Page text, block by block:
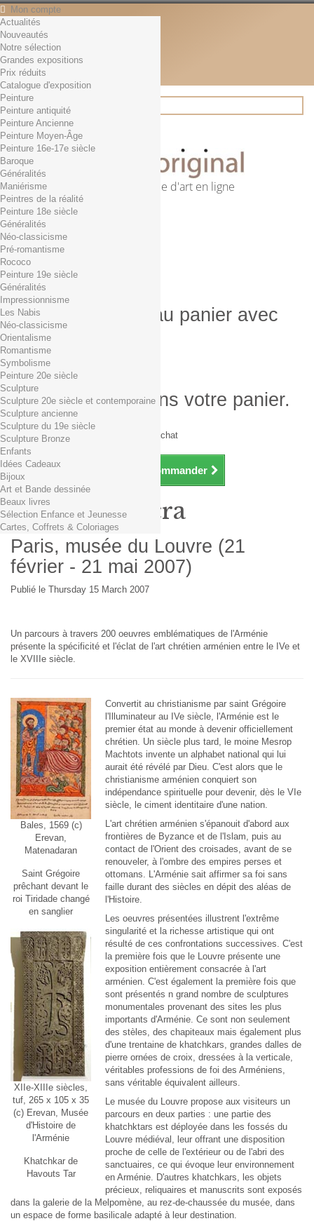
Mon compte
Contact
Français
English
Français
Actualités
Rechercher
Première librairie d'art en ligne
Panier (vide)
Aucun produit
0,01€ dès 29€ d'achat
0,00 € Total
Commander
Produit ajouté au panier avec
succès
Quantité
Total
Il y a 1 produit dans votre panier.
Total produits TTC
Frais de port TTC
0,01€ dès 29€ d'achat
Total TTC
Continuer mes achats Commander
Actualités
Nouveautés
Notre sélection
Grandes expositions
Prix réduits
Catalogue d'exposition
Peinture
Peinture antiquité
Peinture Ancienne
Peinture Moyen-Âge
Peinture 16e-17e siècle
Baroque
Généralités
Maniérisme
Peintres de la réalité
Peinture 18e siècle
Généralités
Néo-classicisme
Pré-romantisme
Rococo
Peinture 19e siècle
Généralités
Impressionnisme
Les Nabis
Néo-classicisme
Orientalisme
Romantisme
Symbolisme
Peinture 20e siècle
Sculpture
Sculpture 20e siècle et contemporaine
Sculpture ancienne
Sculpture du 19e siècle
Sculpture Bronze
Enfants
Idées Cadeaux
Bijoux
Art et Bande dessinée
Beaux livres
Sélection Enfance et Jeunesse
Cartes, Coffrets & Coloriages
Armenia Sacra
Paris, musée du Louvre (21
février - 21 mai 2007)
Publié le Thursday 15 March 2007
Un parcours à travers 200 oeuvres emblématiques de l'Arménie
présente la spécificité et l'éclat de l'art chrétien arménien entre le IVe et
le XVIIIe siècle.
Bales, 1569 (c)
Erevan,
Matenadaran
Saint Grégoire
prêchant devant le
roi Tiridade changé
en sanglier
Convertit au christianisme par saint Grégoire
l'Illuminateur au IVe siècle, l'Arménie est le
premier état au monde à devenir officiellement
chrétien. Un siècle plus tard, le moine Mesrop
Machtots invente un alphabet national qui lui
aurait été révélé par Dieu. C'est alors que le
christianisme arménien conquiert son
indépendance spirituelle pour devenir, dès le VIe
siècle, le ciment identitaire d'une nation.
L'art chrétien arménien s'épanouit d'abord aux
frontières de Byzance et de l'Islam, puis au
contact de l'Orient des croisades, avant de se
renouveler, à l'ombre des empires perses et
ottomans. L'Arménie sait affirmer sa foi sans
faille durant des siècles en dépit des aléas de
l'Histoire.
XIIe-XIIIe siècles,
tuf, 265 x 105 x 35
(c) Erevan, Musée
d'Histoire de
l'Arménie
Khatchkar de
Havouts Tar
Les oeuvres présentées illustrent l'extrême
singularité et la richesse artistique qui ont
résulté de ces confrontations successives. C'est
la première fois que le Louvre présente une
exposition entièrement consacrée à l'art
arménien. C'est également la première fois que
sont présentés n grand nombre de sculptures
monumentales provenant des sites les plus
importants d'Arménie. Ce sont non seulement
des stèles, des chapiteaux mais également plus
d'une trentaine de khatchkars, grandes dalles de
pierre ornées de croix, dressées à la verticale,
véritables professions de foi des Arméniens,
sans véritable équivalent ailleurs.
Le musée du Louvre propose aux visiteurs un
parcours en deux parties : une partie des
khatchktars est déployée dans les fossés du
Louvre médiéval, leur offrant une disposition
proche de celle de l'extérieur ou de l'abri des
sanctuaires, ce qui évoque leur environnement
en Arménie. D'autres khatchkars, les objets
précieux, reliquaires et manuscrits sont exposés
dans la galerie de la Melpomène, au rez-de-chaussée du musée, dans
un espace de forme basilicale adapté à leur destination.